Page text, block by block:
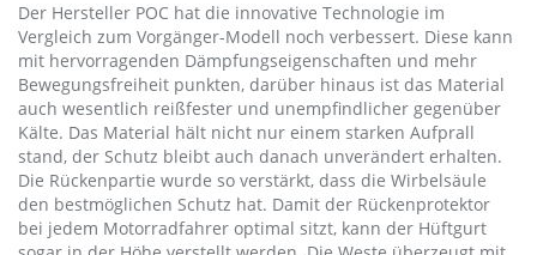
Der Hersteller POC hat die innovative Technologie im
Vergleich zum Vorgänger-Modell noch verbessert. Diese kann
mit hervorragenden Dämpfungseigenschaften und mehr
Bewegungsfreiheit punkten, darüber hinaus ist das Material
auch wesentlich reißfester und unempfindlicher gegenüber
Kälte. Das Material hält nicht nur einem starken Aufprall
stand, der Schutz bleibt auch danach unverändert erhalten.
Die Rückenpartie wurde so verstärkt, dass die Wirbelsäule
den bestmöglichen Schutz hat. Damit der Rückenprotektor
bei jedem Motorradfahrer optimal sitzt, kann der Hüftgurt